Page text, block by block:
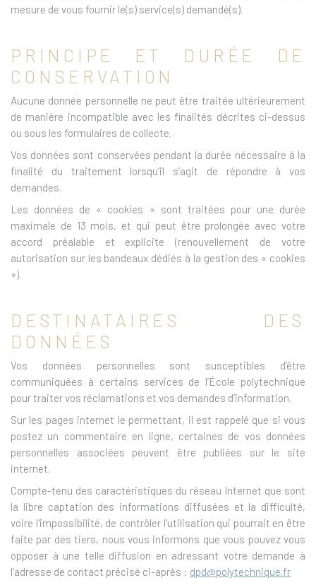
mesure de vous fournir le(s) service(s) demandé(s).
PRINCIPE ET DURÉE DE
CONSERVATION
Aucune donnée personnelle ne peut être traitée ultérieurement
de manière incompatible avec les finalités décrites ci-dessus
ou sous les formulaires de collecte.
Vos données sont conservées pendant la durée nécessaire à la
finalité du traitement lorsqu’il s’agit de répondre à vos
demandes.
Les données de « cookies » sont traitées pour une durée
maximale de 13 mois, et qui peut être prolongée avec votre
accord préalable et explicite (renouvellement de votre
autorisation sur les bandeaux dédiés à la gestion des « cookies
»).
DESTINATAIRES DES
DONNÉES
Vos données personnelles sont susceptibles d’être
communiquées à certains services de l’École polytechnique
pour traiter vos réclamations et vos demandes d’information.
Sur les pages internet le permettant, il est rappelé que si vous
postez un commentaire en ligne, certaines de vos données
personnelles associées peuvent être publiées sur le site
internet.
Compte-tenu des caractéristiques du réseau Internet que sont
la libre captation des informations diffusées et la difficulté,
voire l'impossibilité, de contrôler l'utilisation qui pourrait en être
faite par des tiers, nous vous informons que vous pouvez vous
opposer à une telle diffusion en adressant votre demande à
l’adresse de contact précisé ci-après : dpd@polytechnique.fr